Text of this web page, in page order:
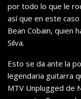
por todo lo que le
así que en este
Bean Cobain, quien
Silva.
Esto se da ante la
legendaria guitarra
MTV Unplugged de